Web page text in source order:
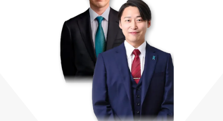
営業改善特化の動画制作『動画でカリトルくん』
定額LINE運用代行『LINEマキトルくん』
1本無料で記事を制作『SEOトライアル』
定額制LP制作・改善『最強LP』
採用YouTubeチャンネル構築『トリトル』
YouTubeディレクター
ミッション・ビジョン・バリュー
代表メッセージ（岩野圭佑）
取締役メッセージ（株本祐己）